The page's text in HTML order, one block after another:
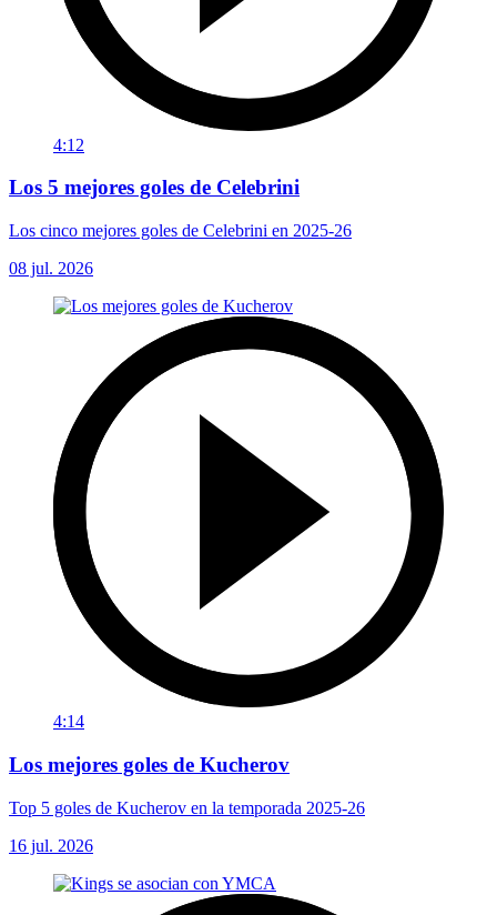
4:12
Los 5 mejores goles de Celebrini
Los cinco mejores goles de Celebrini en 2025-26
08 jul. 2026
4:14
Los mejores goles de Kucherov
Top 5 goles de Kucherov en la temporada 2025-26
16 jul. 2026